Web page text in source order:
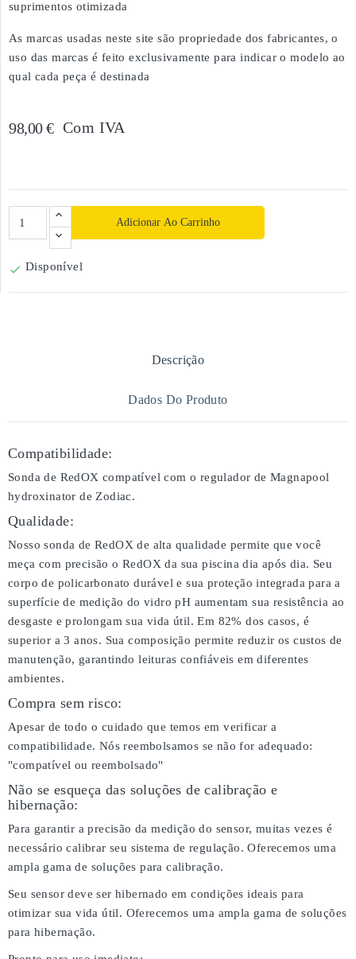
suprimentos otimizada
As marcas usadas neste site são propriedade dos fabricantes, o
uso das marcas é feito exclusivamente para indicar o modelo ao
qual cada peça é destinada
98,00 € Com IVA
Adicionar Ao Carrinho
 Disponível
Descrição
Dados Do Produto
Compatibilidade:
Sonda de RedOX compatível com o regulador de Magnapool
hydroxinator de Zodiac.
Qualidade:
Nosso sonda de RedOX de alta qualidade permite que você
meça com precisão o RedOX da sua piscina dia após dia. Seu
corpo de policarbonato durável e sua proteção integrada para a
superfície de medição do vidro pH aumentam sua resistência ao
desgaste e prolongam sua vida útil. Em 82% dos casos, é
superior a 3 anos. Sua composição permite reduzir os custos de
manutenção, garantindo leituras confiáveis em diferentes
ambientes.
Compra sem risco:
Apesar de todo o cuidado que temos em verificar a
compatibilidade. Nós reembolsamos se não for adequado:
"compatível ou reembolsado"
Não se esqueça das soluções de calibração e
hibernação:
Para garantir a precisão da medição do sensor, muitas vezes é
necessário calibrar seu sistema de regulação. Oferecemos uma
ampla gama de soluções para calibração.
Seu sensor deve ser hibernado em condições ideais para
otimizar sua vida útil. Oferecemos uma ampla gama de soluções
para hibernação.